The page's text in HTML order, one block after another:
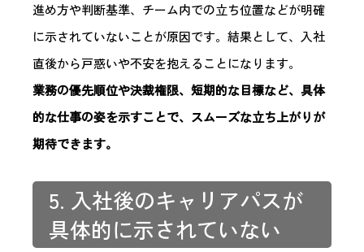
進め方や判断基準、チーム内での立ち位置などが明確
に示されていないことが原因です。結果として、入社
直後から戸惑いや不安を抱えることになります。
業務の優先順位や決裁権限、短期的な目標など、具体
的な仕事の姿を示すことで、スムーズな立ち上がりが
期待できます。
5. 入社後のキャリアパスが
具体的に示されていない